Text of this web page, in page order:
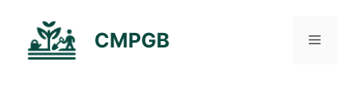
conținut
CMPGB Meniu